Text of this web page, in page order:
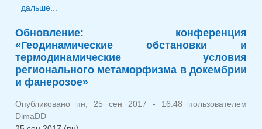
дальше...
термодинамические условия регионального
метаморфизма в докембрии и фанерозое»
Обновление: конференция
«Геодинамические обстановки и
термодинамические условия
регионального метаморфизма в докембрии
и фанерозое»
Опубликовано пн, 25 сен 2017 - 16:48 пользователем
DimaDD